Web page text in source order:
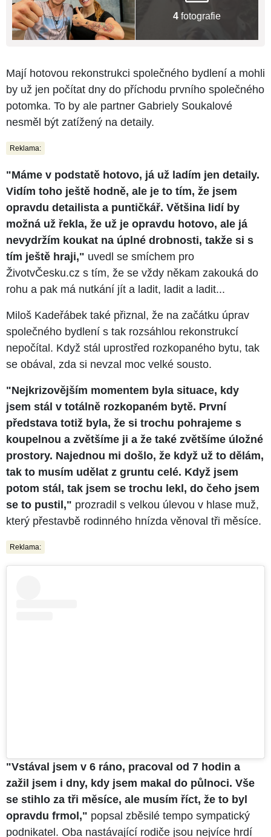
4 fotografie
Mají hotovou rekonstrukci společného bydlení a mohli
by už jen počítat dny do příchodu prvního společného
potomka. To by ale partner Gabriely Soukalové
nesměl být zatížený na detaily.
Reklama:
"Máme v podstatě hotovo, já už ladím jen detaily.
Vidím toho ještě hodně, ale je to tím, že jsem
opravdu detailista a puntičkář. Většina lidí by
možná už řekla, že už je opravdu hotovo, ale já
nevydržím koukat na úplné drobnosti, takže si s
tím ještě hraji," uvedl se smíchem pro
ŽivotvČesku.cz s tím, že se vždy někam zakouká do
rohu a pak má nutkání jít a ladit, ladit a ladit...
Miloš Kadeřábek také přiznal, že na začátku úprav
společného bydlení s tak rozsáhlou rekonstrukcí
nepočítal. Když stál uprostřed rozkopaného bytu, tak
se obával, zda si nevzal moc velké sousto.
"Nejkrizovějším momentem byla situace, kdy
jsem stál v totálně rozkopaném bytě. První
představa totiž byla, že si trochu pohrajeme s
koupelnou a zvětšíme ji a že také zvětšíme úložné
prostory. Najednou mi došlo, že když už to dělám,
tak to musím udělat z gruntu celé. Když jsem
potom stál, tak jsem se trochu lekl, do čeho jsem
se to pustil," prozradil s velkou úlevou v hlase muž,
který přestavbě rodinného hnízda věnoval tři měsíce.
Reklama:
"Vstával jsem v 6 ráno, pracoval od 7 hodin a
zažil jsem i dny, kdy jsem makal do půlnoci. Vše
se stihlo za tři měsíce, ale musím říct, že to byl
opravdu frmol," popsal zběsilé tempo sympatický
podnikatel. Oba nastávající rodiče jsou nejvíce hrdí